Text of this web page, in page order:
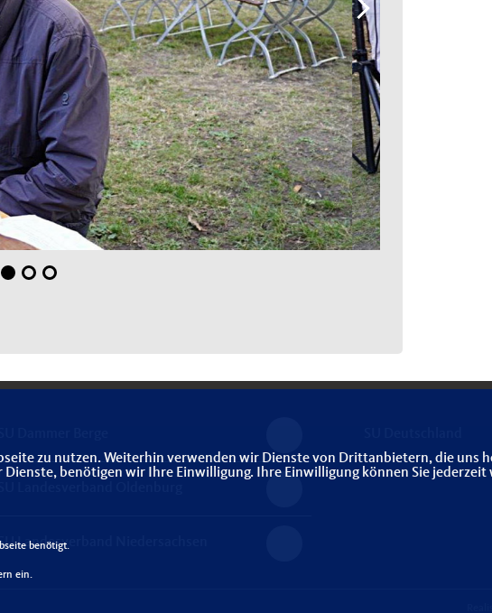
Landesverband Niedersachsen
zu nutzen. Weiterhin verwenden wir Dienste von Drittanbietern, die uns
benötigen wir Ihre Einwilligung. Ihre Einwilligung können Sie
benötigt.
ein.